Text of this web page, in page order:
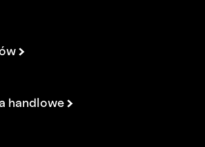
handlowe